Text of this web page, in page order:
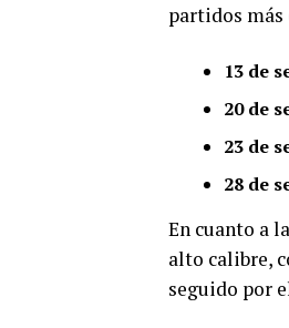
partidos más
13 de
20 de
23 de
28 de
En cuanto a
alto calibre,
seguido por